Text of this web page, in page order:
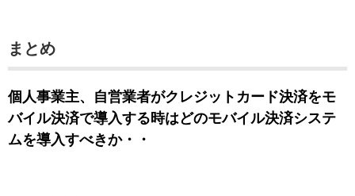
まとめ
個人事業主、自営業者がクレジットカード決済をモ
バイル決済で導入する時はどのモバイル決済システ
ムを導入すべきか・・